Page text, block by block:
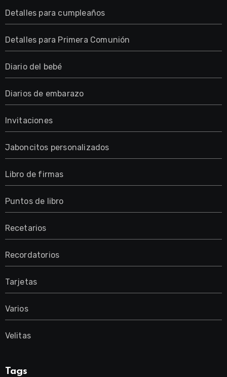
Detalles para cumpleaños
Detalles para Primera Comunión
Diario del bebé
Diarios de embarazo
Invitaciones
Jaboncitos personalizados
Libro de firmas
Puntos de libro
Recetarios
Recordatorios
Tarjetas
Varios
Velitas
Tags